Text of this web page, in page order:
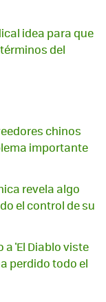
idea para que
del
chinos
importante
revela algo
el control de su
'El Diablo viste
perdido todo el